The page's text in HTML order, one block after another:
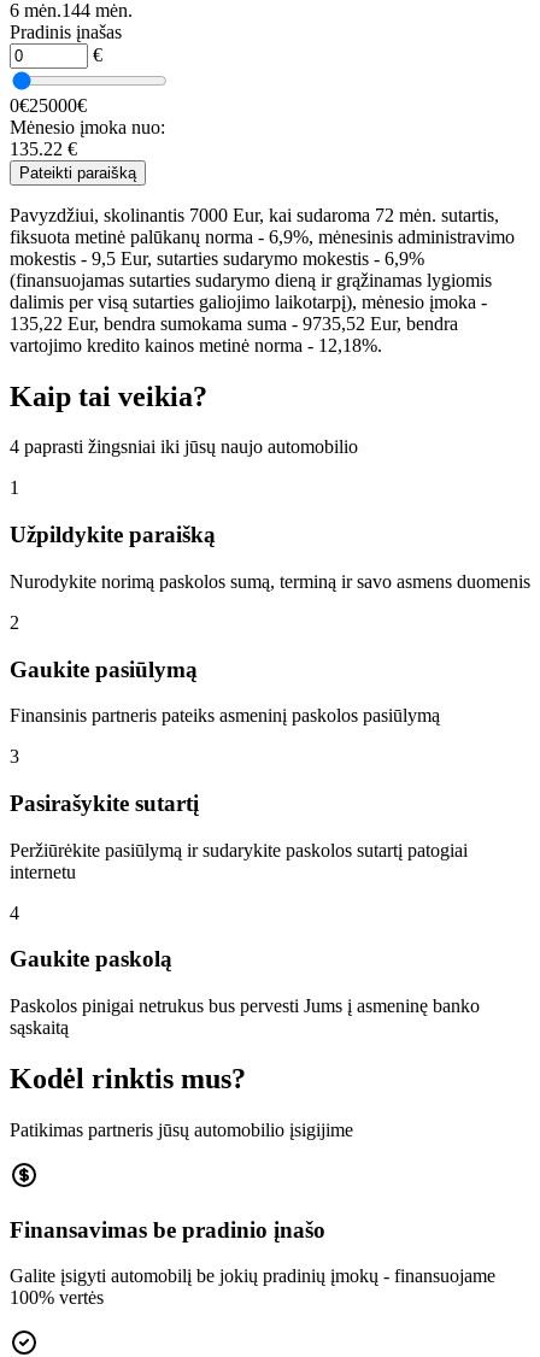
6 mėn.144 mėn.
Pradinis įnašas
€
0€25000€
Mėnesio įmoka nuo:
135.22 €
Pateikti paraišką
Pavyzdžiui, skolinantis 7000 Eur, kai sudaroma 72 mėn. sutartis,
fiksuota metinė palūkanų norma - 6,9%, mėnesinis administravimo
mokestis - 9,5 Eur, sutarties sudarymo mokestis - 6,9%
(finansuojamas sutarties sudarymo dieną ir grąžinamas lygiomis
dalimis per visą sutarties galiojimo laikotarpį), mėnesio įmoka -
135,22 Eur, bendra sumokama suma - 9735,52 Eur, bendra
vartojimo kredito kainos metinė norma - 12,18%.
Kaip tai veikia?
4 paprasti žingsniai iki jūsų naujo automobilio
1
Užpildykite paraišką
Nurodykite norimą paskolos sumą, terminą ir savo asmens duomenis
2
Gaukite pasiūlymą
Finansinis partneris pateiks asmeninį paskolos pasiūlymą
3
Pasirašykite sutartį
Peržiūrėkite pasiūlymą ir sudarykite paskolos sutartį patogiai
internetu
4
Gaukite paskolą
Paskolos pinigai netrukus bus pervesti Jums į asmeninę banko
sąskaitą
Kodėl rinktis mus?
Patikimas partneris jūsų automobilio įsigijime
Finansavimas be pradinio įnašo
Galite įsigyti automobilį be jokių pradinių įmokų - finansuojame
100% vertės